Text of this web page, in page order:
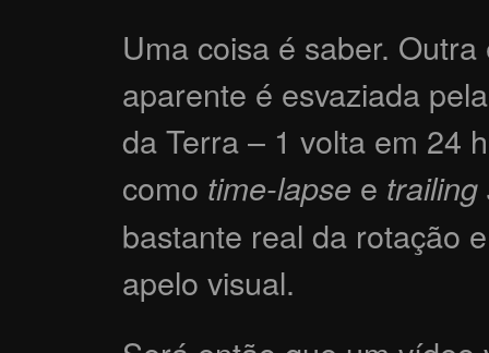
Uma coisa é saber.
aparente é esvaziada
da Terra – 1 volta em 24
como time-lapse e trailing
bastante real da rotação
apelo visual.